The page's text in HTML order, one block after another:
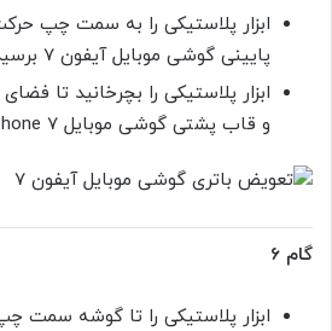
ابزار پلاستیکی را به سمت چپ
پایینی گوشی موبایل آیفون 7 برسید.
ابزار پلاستیکی را بچرخانید تا
و قاب پشتی گوشی موبایل iPhone 7 را عریض تر کنید.
گام 6